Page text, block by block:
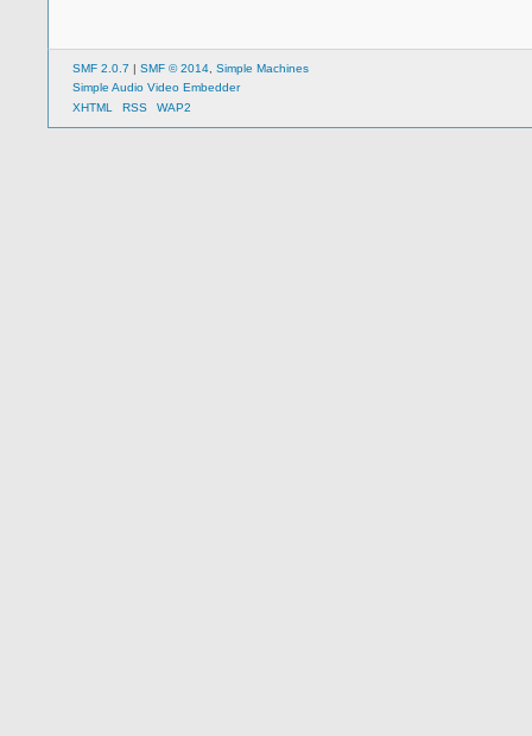
SMF 2.0.7 | SMF © 2014 Simple Machines
Simple Audio Video Embedder
XHTML
RSS WAP2